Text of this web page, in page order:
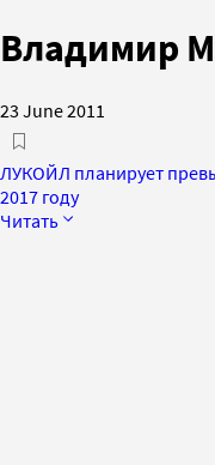
Владимир
23 June 2011
ЛУКОЙЛ планирует
2017 году
Читать